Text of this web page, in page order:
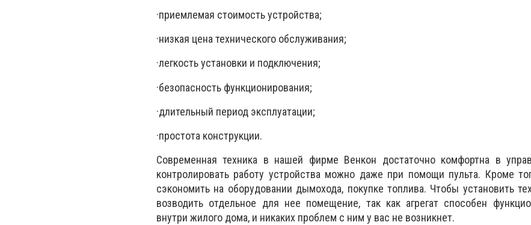
·приемлемая стоимость устройства;
·низкая цена технического обслуживания;
·легкость установки и подключения;
·безопасность функционирования;
·длительный период эксплуатации;
·простота конструкции.
Современная техника в нашей фирме Венкон достаточно комфортна в
контролировать работу устройства можно даже при помощи пульта. Кроме
сэкономить на оборудовании дымохода, покупке топлива. Чтобы установить
возводить отдельное для нее помещение, так как агрегат способен
внутри жилого дома, и никаких проблем с ним у вас не возникнет.